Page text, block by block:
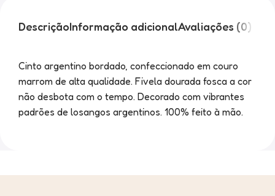
DescriçãoInformação adicionalAvaliações (0)
Cinto argentino bordado, confeccionado em couro
marrom de alta qualidade. Fivela dourada fosca a cor
não desbota com o tempo. Decorado com vibrantes
padrões de losangos argentinos. 100% feito à mão.